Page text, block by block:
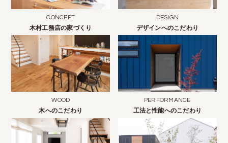
CONCEPT
木村工務店の家づくり
DESIGN
デザインへのこだわり
WOOD
木へのこだわり
PERFORMANCE
工法と性能へのこだわり